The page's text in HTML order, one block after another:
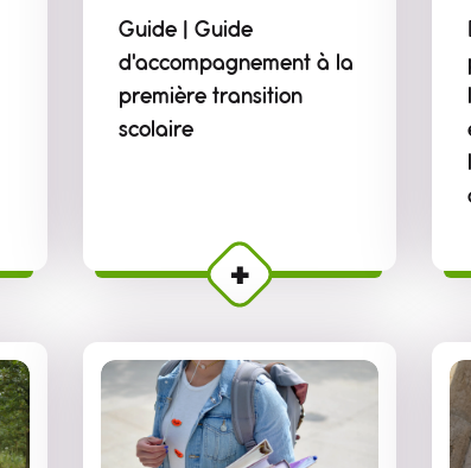
Guide | Guide
d'accompagnement à la
première transition
scolaire